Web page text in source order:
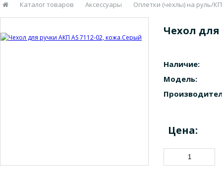
Каталог товаров Аксессуары Оплетки (чехлы) на руль/
Чехол для
Наличие:
Модель:
Цена: